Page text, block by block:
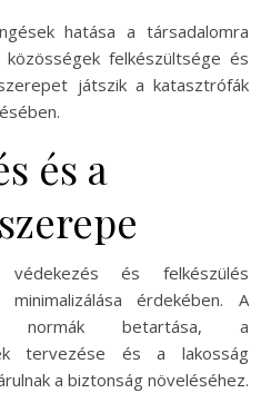
hatása a társadalomra
felkészültsége és
játszik a katasztrófák
és a
és felkészülés
érdekében. A
normák betartása, a
tervezése és a lakosság
a biztonság növeléséhez.